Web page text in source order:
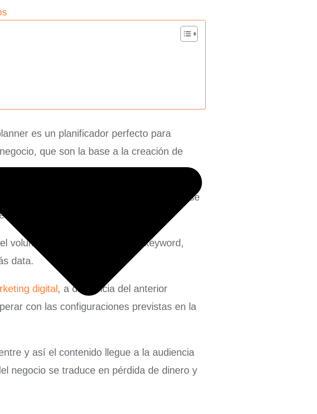
es un planificador perfecto para
que son la base a la creación de
de redes sociales de un proyecto se
interés.
volumen de búsqueda de una keyword,
data.
digital , a diferencia del anterior
con las configuraciones previstas en la
y así el contenido llegue a la audiencia
negocio se traduce en pérdida de dinero y